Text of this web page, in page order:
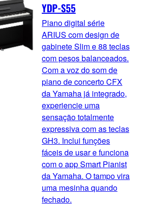
YDP-S55
Piano digital série
ARIUS com design de
gabinete Slim e 88 teclas
com pesos balanceados.
Com a voz do som de
piano de concerto CFX
da Yamaha já integrado,
experiencie uma
sensação totalmente
expressiva com as teclas
GH3. Inclui funções
fáceis de usar e funciona
com o app Smart Pianist
da Yamaha. O tampo vira
uma mesinha quando
fechado.